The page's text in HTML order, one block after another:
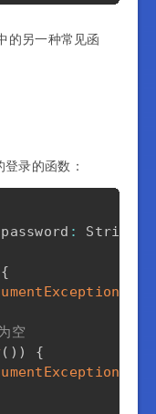
的另一种常见函
录的函数：
password : String
{
空
( ) )
{